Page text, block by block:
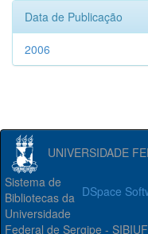
Data de Publicação
2006
UNIVERSIDADE
DSpace
Sistema de
Bibliotecas da
Universidade
Federal de Sergipe -